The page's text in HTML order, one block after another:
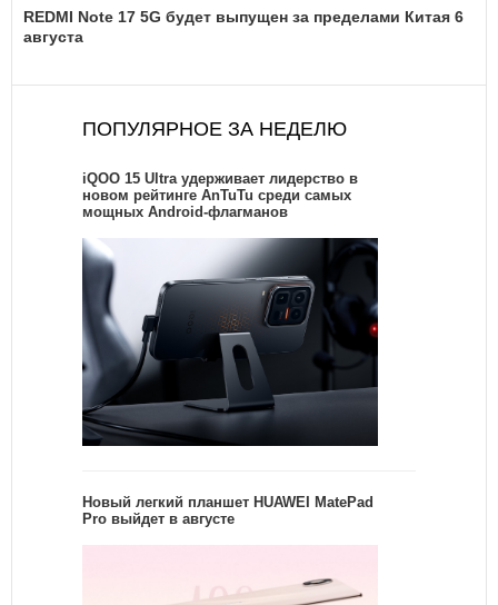
REDMI Note 17 5G будет выпущен за пределами Китая 6
августа
ПОПУЛЯРНОЕ ЗА НЕДЕЛЮ
iQOO 15 Ultra удерживает лидерство в
новом рейтинге AnTuTu среди самых
мощных Android-флагманов
Новый легкий планшет HUAWEI MatePad
Pro выйдет в августе